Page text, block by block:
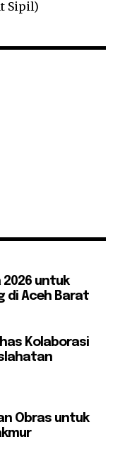
Sipil)
2026 untuk
di Aceh Barat
Kolaborasi
Obras untuk